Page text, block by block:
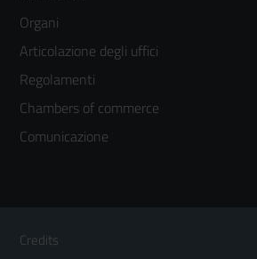
menù
colonna
3
Organi
Articolazione degli uffici
Regolamenti
Chambers of commerce
Comunicazione
Footer
Credits